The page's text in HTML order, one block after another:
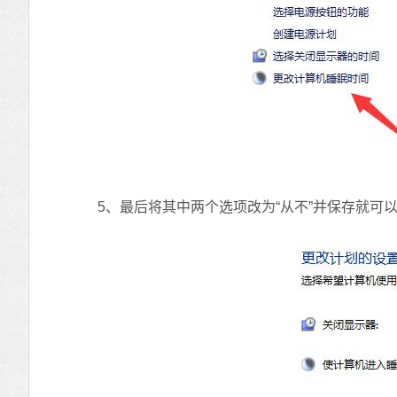
5、最后将其中两个选项改为“从不”并保存就可